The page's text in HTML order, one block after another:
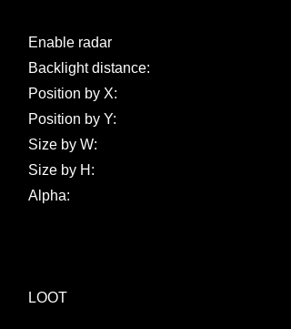
Enable radar
Backlight distance:
Position by X:
Position by Y:
Size by W:
Size by H:
Alpha:
LOOT